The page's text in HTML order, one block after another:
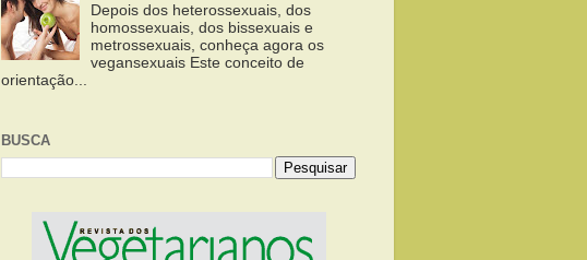
Depois dos heterossexuais, dos
homossexuais, dos bissexuais e
metrossexuais, conheça agora os
vegansexuais Este conceito de
orientação...
BUSCA